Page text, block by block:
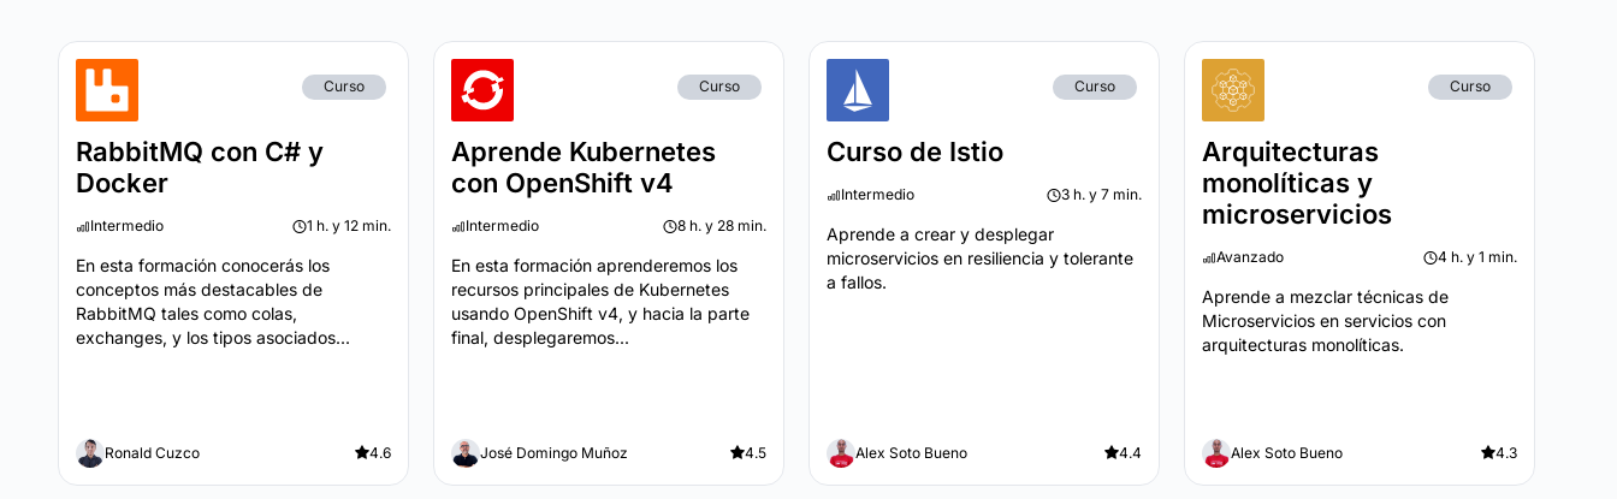
Curso
RabbitMQ con C# y
Docker
Intermedio 1 h. y 12 min.
En esta formación conocerás los
conceptos más destacables de
RabbitMQ tales como colas,
exchanges, y los tipos asociados...
Ronald Cuzco 4.6
Curso
Aprende Kubernetes
con OpenShift v4
Intermedio 8 h. y 28 min.
En esta formación aprenderemos los
recursos principales de Kubernetes
usando OpenShift v4, y hacia la parte
final, desplegaremos...
José Domingo Muñoz 4.5
Curso
Curso de Istio
Intermedio 3 h. y 7 min.
Aprende a crear y desplegar
microservicios en resiliencia y tolerante
a fallos.
Alex Soto Bueno 4.4
Curso
Arquitecturas
monolíticas y
microservicios
Avanzado 4 h. y 1 min.
Aprende a mezclar técnicas de
Microservicios en servicios con
arquitecturas monolíticas.
Alex Soto Bueno 4.3